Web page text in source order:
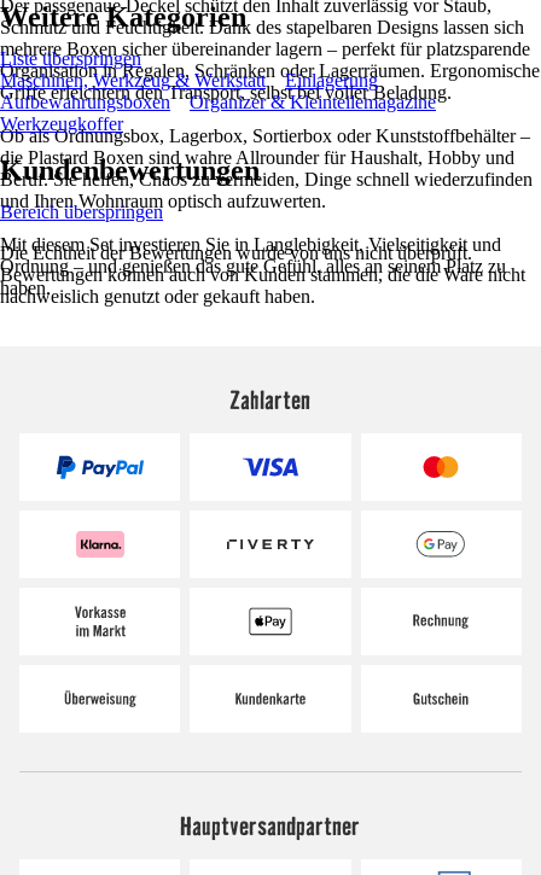
Der passgenaue Deckel schützt den Inhalt zuverlässig vor Staub,
Schmutz und Feuchtigkeit. Dank des stapelbaren Designs lassen sich
mehrere Boxen sicher übereinander lagern – perfekt für platzsparende
Organisation in Regalen, Schränken oder Lagerräumen. Ergonomische
Griffe erleichtern den Transport, selbst bei voller Beladung.
Ob als Ordnungsbox, Lagerbox, Sortierbox oder Kunststoffbehälter –
die Plastard Boxen sind wahre Allrounder für Haushalt, Hobby und
Beruf. Sie helfen, Chaos zu vermeiden, Dinge schnell wiederzufinden
und Ihren Wohnraum optisch aufzuwerten.
Mit diesem Set investieren Sie in Langlebigkeit, Vielseitigkeit und
Ordnung – und genießen das gute Gefühl, alles an seinem Platz zu
haben.
Weitere Kategorien
Liste überspringen
Maschinen, Werkzeug & Werkstatt
Einlagerung
Aufbewahrungsboxen
Organizer & Kleinteilemagazine
Werkzeugkoffer
Kundenbewertungen
Bereich überspringen
Die Echtheit der Bewertungen wurde von uns nicht überprüft.
Bewertungen können auch von Kunden stammen, die die Ware nicht
nachweislich genutzt oder gekauft haben.
Zahlarten
Hauptversandpartner